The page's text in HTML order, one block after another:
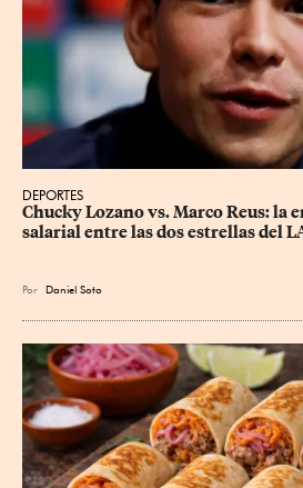
DEPORTES
Chucky Lozano vs. Marco Reus: la
salarial entre las dos estrellas del
Por Daniel Soto